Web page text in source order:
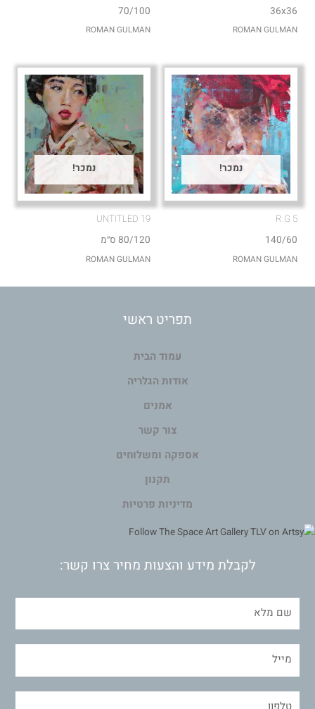
36x36
ROMAN GULMAN
70/100
ROMAN GULMAN
נמכר!
R.G 5
140/60
ROMAN GULMAN
נמכר!
UNTITLED 19
80/120 ס״מ
ROMAN GULMAN
תפריט ראשי
עמוד הבית
אודות הגלריה
אמנים
צור קשר
אספקה ומשלוחים
תקנון
מדיניות פרטיות
לקבלת מידע והצעות מחיר צרו קשר: